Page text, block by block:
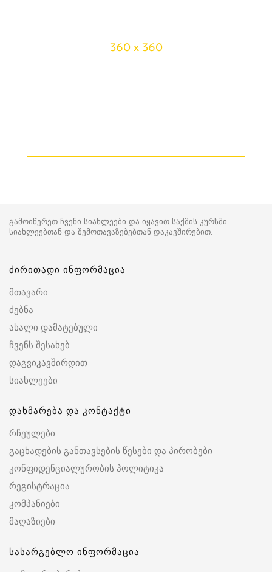
360 x 360
გამოიწერეთ ჩვენი სიახლეები და იყავით საქმის კურსში
სიახლეებთან და შემოთავაზებებთან დაკავშირებით.
ძირითადი ინფორმაცია
მთავარი
ძებნა
ახალი დამატებული
ჩვენს შესახებ
დაგვიკავშირდით
სიახლეები
დახმარება და კონტაქტი
რჩეულები
გაცხადების განთავსების წესები და პირობები
კონფიდენციალურობის პოლიტიკა
რეგისტრაცია
კომპანიები
მაღაზიები
სასარგებლო ინფორმაცია